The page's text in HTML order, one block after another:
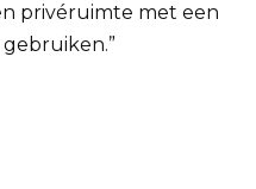
privéruimte met een